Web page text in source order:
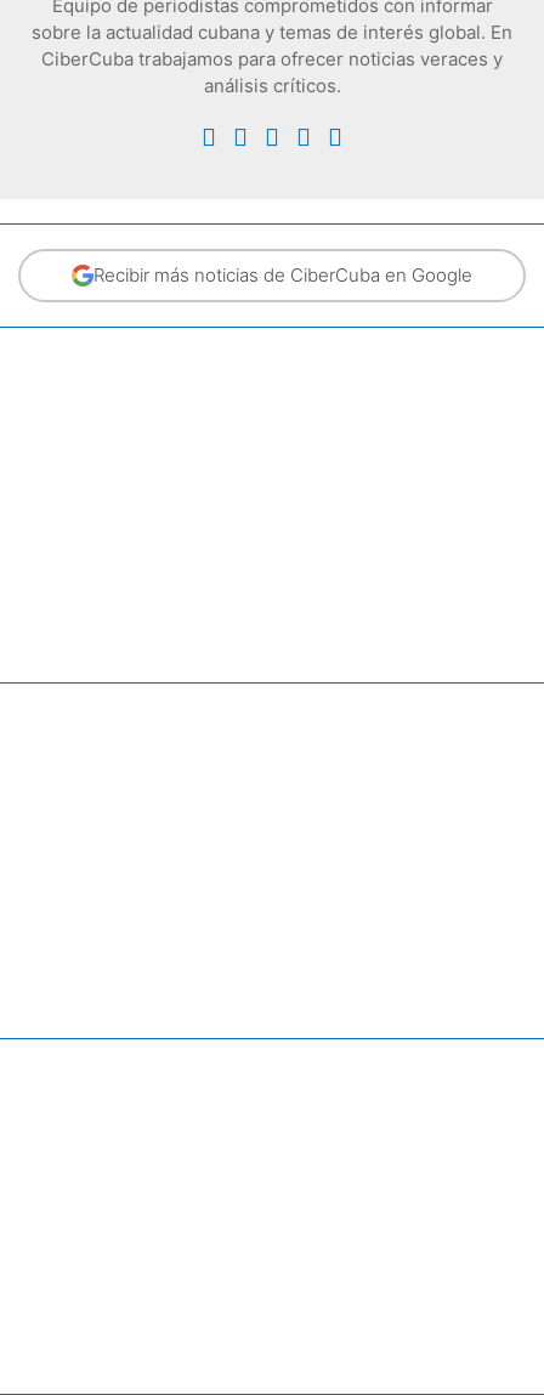
Equipo de periodistas comprometidos con informar
sobre la actualidad cubana y temas de interés global. En
CiberCuba trabajamos para ofrecer noticias veraces y
análisis críticos.
Recibir más noticias de CiberCuba en Google